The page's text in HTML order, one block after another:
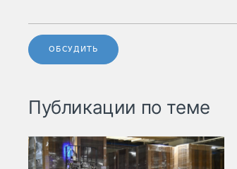
ОБСУДИТЬ
Публикации по теме